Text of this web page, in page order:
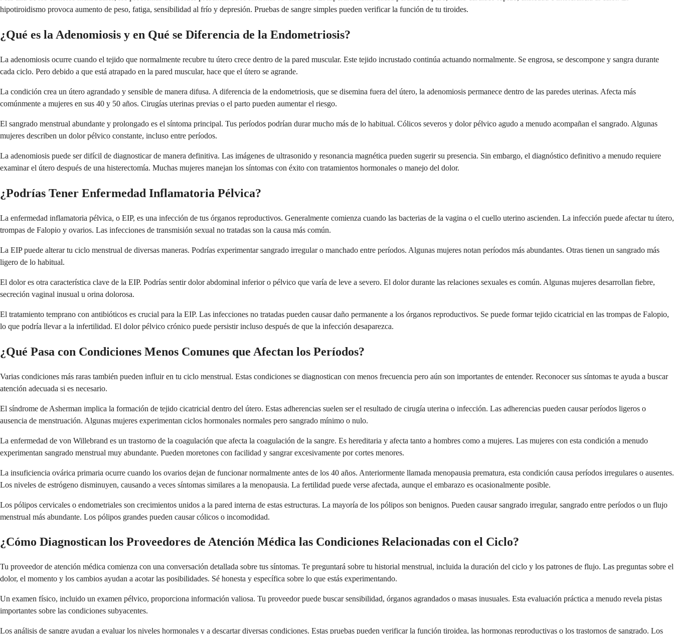
hipotiroidismo provoca aumento de peso, fatiga, sensibilidad al frío y depresión. Pruebas de sangre simples pueden verificar la función de tu tiroides.
¿Qué es la Adenomiosis y en Qué se Diferencia de la Endometriosis?
La adenomiosis ocurre cuando el tejido que normalmente recubre tu útero crece dentro de la pared muscular. Este tejido incrustado continúa actuando normalmente. Se engrosa, se descompone y sangra durante
cada ciclo. Pero debido a que está atrapado en la pared muscular, hace que el útero se agrande.
La condición crea un útero agrandado y sensible de manera difusa. A diferencia de la endometriosis, que se disemina fuera del útero, la adenomiosis permanece dentro de las paredes uterinas. Afecta más
comúnmente a mujeres en sus 40 y 50 años. Cirugías uterinas previas o el parto pueden aumentar el riesgo.
El sangrado menstrual abundante y prolongado es el síntoma principal. Tus períodos podrían durar mucho más de lo habitual. Cólicos severos y dolor pélvico agudo a menudo acompañan el sangrado. Algunas
mujeres describen un dolor pélvico constante, incluso entre períodos.
La adenomiosis puede ser difícil de diagnosticar de manera definitiva. Las imágenes de ultrasonido y resonancia magnética pueden sugerir su presencia. Sin embargo, el diagnóstico definitivo a menudo requiere
examinar el útero después de una histerectomía. Muchas mujeres manejan los síntomas con éxito con tratamientos hormonales o manejo del dolor.
¿Podrías Tener Enfermedad Inflamatoria Pélvica?
La enfermedad inflamatoria pélvica, o EIP, es una infección de tus órganos reproductivos. Generalmente comienza cuando las bacterias de la vagina o el cuello uterino ascienden. La infección puede afectar tu útero,
trompas de Falopio y ovarios. Las infecciones de transmisión sexual no tratadas son la causa más común.
La EIP puede alterar tu ciclo menstrual de diversas maneras. Podrías experimentar sangrado irregular o manchado entre períodos. Algunas mujeres notan períodos más abundantes. Otras tienen un sangrado más
ligero de lo habitual.
El dolor es otra característica clave de la EIP. Podrías sentir dolor abdominal inferior o pélvico que varía de leve a severo. El dolor durante las relaciones sexuales es común. Algunas mujeres desarrollan fiebre,
secreción vaginal inusual u orina dolorosa.
El tratamiento temprano con antibióticos es crucial para la EIP. Las infecciones no tratadas pueden causar daño permanente a los órganos reproductivos. Se puede formar tejido cicatricial en las trompas de Falopio,
lo que podría llevar a la infertilidad. El dolor pélvico crónico puede persistir incluso después de que la infección desaparezca.
¿Qué Pasa con Condiciones Menos Comunes que Afectan los Períodos?
Varias condiciones más raras también pueden influir en tu ciclo menstrual. Estas condiciones se diagnostican con menos frecuencia pero aún son importantes de entender. Reconocer sus síntomas te ayuda a buscar
atención adecuada si es necesario.
El síndrome de Asherman implica la formación de tejido cicatricial dentro del útero. Estas adherencias suelen ser el resultado de cirugía uterina o infección. Las adherencias pueden causar períodos ligeros o
ausencia de menstruación. Algunas mujeres experimentan ciclos hormonales normales pero sangrado mínimo o nulo.
La enfermedad de von Willebrand es un trastorno de la coagulación que afecta la coagulación de la sangre. Es hereditaria y afecta tanto a hombres como a mujeres. Las mujeres con esta condición a menudo
experimentan sangrado menstrual muy abundante. Pueden moretones con facilidad y sangrar excesivamente por cortes menores.
La insuficiencia ovárica primaria ocurre cuando los ovarios dejan de funcionar normalmente antes de los 40 años. Anteriormente llamada menopausia prematura, esta condición causa períodos irregulares o ausentes.
Los niveles de estrógeno disminuyen, causando a veces síntomas similares a la menopausia. La fertilidad puede verse afectada, aunque el embarazo es ocasionalmente posible.
Los pólipos cervicales o endometriales son crecimientos unidos a la pared interna de estas estructuras. La mayoría de los pólipos son benignos. Pueden causar sangrado irregular, sangrado entre períodos o un flujo
menstrual más abundante. Los pólipos grandes pueden causar cólicos o incomodidad.
¿Cómo Diagnostican los Proveedores de Atención Médica las Condiciones Relacionadas con el Ciclo?
Tu proveedor de atención médica comienza con una conversación detallada sobre tus síntomas. Te preguntará sobre tu historial menstrual, incluida la duración del ciclo y los patrones de flujo. Las preguntas sobre el
dolor, el momento y los cambios ayudan a acotar las posibilidades. Sé honesta y específica sobre lo que estás experimentando.
Un examen físico, incluido un examen pélvico, proporciona información valiosa. Tu proveedor puede buscar sensibilidad, órganos agrandados o masas inusuales. Esta evaluación práctica a menudo revela pistas
importantes sobre las condiciones subyacentes.
Los análisis de sangre ayudan a evaluar los niveles hormonales y a descartar diversas condiciones. Estas pruebas pueden verificar la función tiroidea, las hormonas reproductivas o los trastornos de sangrado. Los